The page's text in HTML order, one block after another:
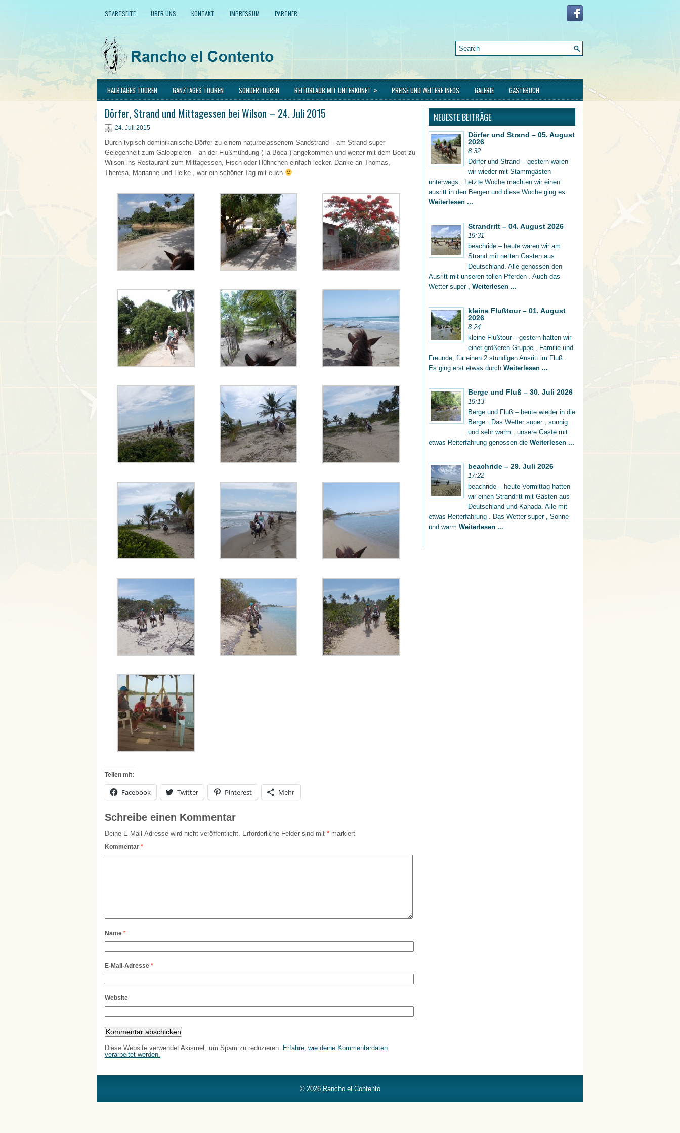
STARTSEITE ÜBER UNS KONTAKT IMPRESSUM PARTNER
HALBTAGES TOUREN GANZTAGES TOUREN SONDERTOUREN REITURLAUB MIT UNTERKUNFT » PREISE UND WEITERE INFOS GALERIE GÄSTEBUCH
Dörfer, Strand und Mittagessen bei Wilson – 24. Juli 2015
24. Juli 2015
Durch typisch dominikanische Dörfer zu einem naturbelassenem Sandstrand – am Strand super
Gelegenheit zum Galoppieren – an der Flußmündung ( la Boca ) angekommen und weiter mit dem Boot zu
Wilson ins Restaurant zum Mittagessen, Fisch oder Hühnchen einfach lecker. Danke an Thomas,
Theresa, Marianne und Heike , war ein schöner Tag mit euch
Teilen mit:
Facebook Twitter Pinterest Mehr
Schreibe einen Kommentar
Deine E-Mail-Adresse wird nicht veröffentlicht. Erforderliche Felder sind mit * markiert
Kommentar *
Name *
E-Mail-Adresse *
Website
Diese Website verwendet Akismet, um Spam zu reduzieren. Erfahre, wie deine Kommentardaten
verarbeitet werden.
NEUESTE BEITRÄGE
Dörfer und Strand – 05. August
2026
8:32
Dörfer und Strand – gestern waren
wir wieder mit Stammgästen
unterwegs . Letzte Woche machten wir einen
ausritt in den Bergen und diese Woche ging es
Weiterlesen ...
Strandritt – 04. August 2026
19:31
beachride – heute waren wir am
Strand mit netten Gästen aus
Deutschland. Alle genossen den
Ausritt mit unseren tollen Pferden . Auch das
Wetter super , Weiterlesen ...
kleine Flußtour – 01. August
2026
8:24
kleine Flußtour – gestern hatten wir
einer größeren Gruppe , Familie und
Freunde, für einen 2 stündigen Ausritt im Fluß .
Es ging erst etwas durch Weiterlesen ...
Berge und Fluß – 30. Juli 2026
19:13
Berge und Fluß – heute wieder in die
Berge . Das Wetter super , sonnig
und sehr warm . unsere Gäste mit
etwas Reiterfahrung genossen die Weiterlesen ...
beachride – 29. Juli 2026
17:22
beachride – heute Vormittag hatten
wir einen Strandritt mit Gästen aus
Deutschland und Kanada. Alle mit
etwas Reiterfahrung . Das Wetter super , Sonne
und warm Weiterlesen ...
© 2026 Rancho el Contento